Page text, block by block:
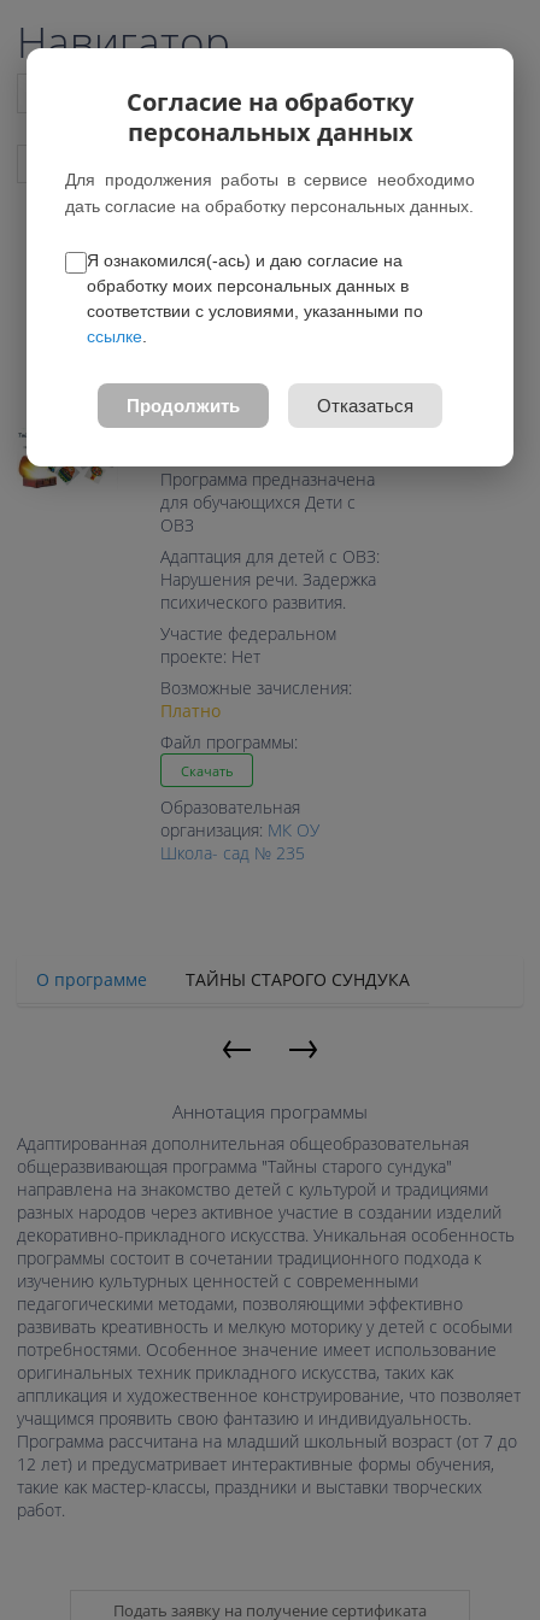
Навигатор
Список всех программ
Тайны старого сундука
*Нет действующих групп
Возраст: 7-12 лет
Направление: Социально-
Программа предназначена
для обучающихся Дети с
ОВЗ
Адаптация для детей с ОВЗ:
Нарушения речи. Задержка
психического развития.
Участие федеральном
проекте: Нет
Возможные зачисления:
Платно
Файл программы:
Скачать
Образовательная
организация: МК ОУ
Школа- сад № 235
О программе ТАЙНЫ СТАРОГО СУНДУКА
← →
Аннотация программы
Адаптированная дополнительная общеобразовательная
общеразвивающая программа "Тайны старого сундука"
направлена на знакомство детей с культурой и традициями
разных народов через активное участие в создании изделий
декоративно-прикладного искусства. Уникальная особенность
программы состоит в сочетании традиционного подхода к
изучению культурных ценностей с современными
педагогическими методами, позволяющими эффективно
развивать креативность и мелкую моторику у детей с особыми
потребностями. Особенное значение имеет использование
оригинальных техник прикладного искусства, таких как
аппликация и художественное конструирование, что позволяет
учащимся проявить свою фантазию и индивидуальность.
Программа рассчитана на младший школьный возраст (от 7 до
12 лет) и предусматривает интерактивные формы обучения,
такие как мастер-классы, праздники и выставки творческих
работ.
Подать заявку на получение сертификата
Согласие на обработку
персональных данных
Для продолжения работы в сервисе необходимо
дать согласие на обработку персональных данных.
Я ознакомился(-ась) и даю согласие на
обработку моих персональных данных в
соответствии с условиями, указанными по
ссылке
Продолжить Отказаться